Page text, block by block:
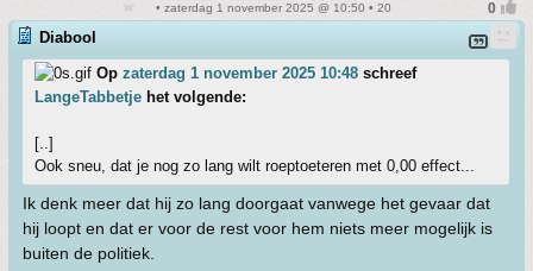
• zaterdag 1 november 2025 @ 10:50 • 20
Diabool
Op zaterdag 1 november 2025 10:48 schreef
LangeTabbetje het volgende:
[..]
Ook sneu, dat je nog zo lang wilt roeptoeteren met 0,00 effect...
Ik denk meer dat hij zo lang doorgaat vanwege het gevaar dat
hij loopt en dat er voor de rest voor hem niets meer mogelijk is
buiten de politiek.